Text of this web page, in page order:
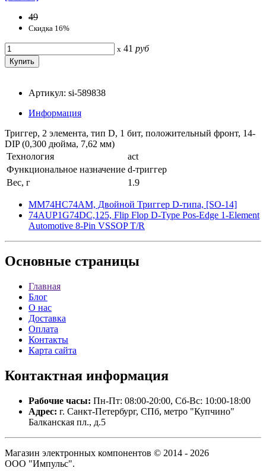
49
Скидка 16%
x 41 руб
Артикул: si-589838
Информация
Триггер, 2 элемента, тип D, 1 бит, положительный фронт, 14-
DIP (0,300 дюйма, 7,62 мм)
Технология
act
Функциональное назначение d-триггер
Вес, г
1.9
MM74HC74AM, Двойной Триггер D-типа, [SO-14]
74AUP1G74DC,125, Flip Flop D-Type Pos-Edge 1-Element
Automotive 8-Pin VSSOP T/R
Основные страницы
Главная
Блог
О нас
Доставка
Оплата
Контакты
Карта сайта
Контактная информация
Рабочие часы: Пн-Пт: 08:00-20:00, Сб-Вс: 10:00-18:00
Адрес: г. Санкт-Петербург, СПб, метро "Купчино"
Балканская пл., д.5
Магазин электронных компонентов © 2014 - 2026
ООО "Импульс".